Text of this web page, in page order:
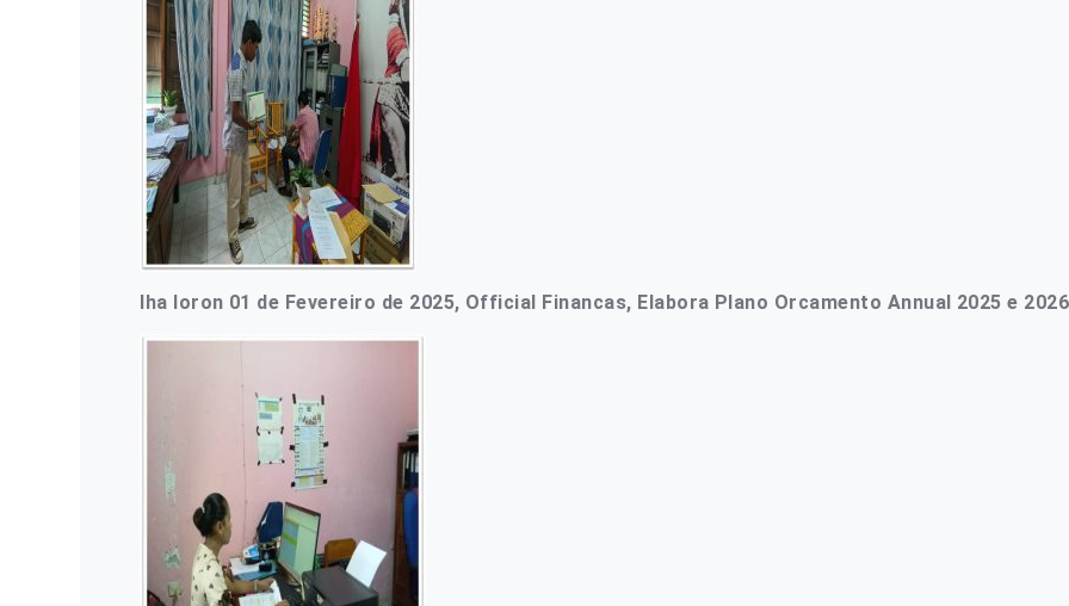
Iha loron 01 de Fevereiro de 2025, Official Financas, Elabora Plano Orcamento Annual 2025 e